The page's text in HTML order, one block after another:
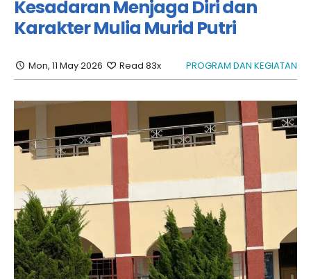
Kesadaran Menjaga Diri dan
Karakter Mulia Murid Putri
Mon, 11 May 2026 Read 83x PROGRAM DAN KEGIATAN